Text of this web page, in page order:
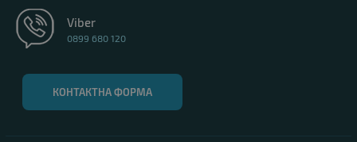
Viber
0899 680 120
КОНТАКТНА ФОРМА